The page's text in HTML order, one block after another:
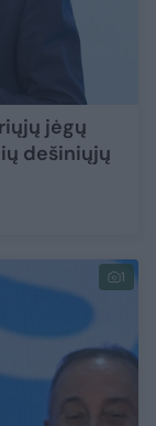
jėgų
dešiniųjų
1